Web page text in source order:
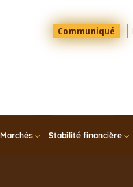
Menu
Top
Communiqué
Marchés Stabilité financière